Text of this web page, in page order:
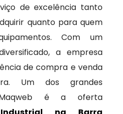
de excelência tanto
quanto para quem
Com um
a empresa
de compra e venda
Um dos grandes
é a oferta